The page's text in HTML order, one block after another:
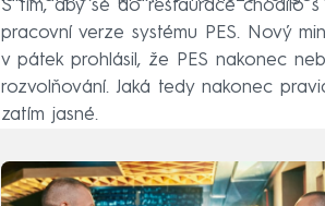
S tím, aby se do restaurace chodilo
pracovní verze systému PES. Nový
v pátek prohlásil, že PES nakonec
rozvolňování. Jaká tedy nakonec
zatím jasné.